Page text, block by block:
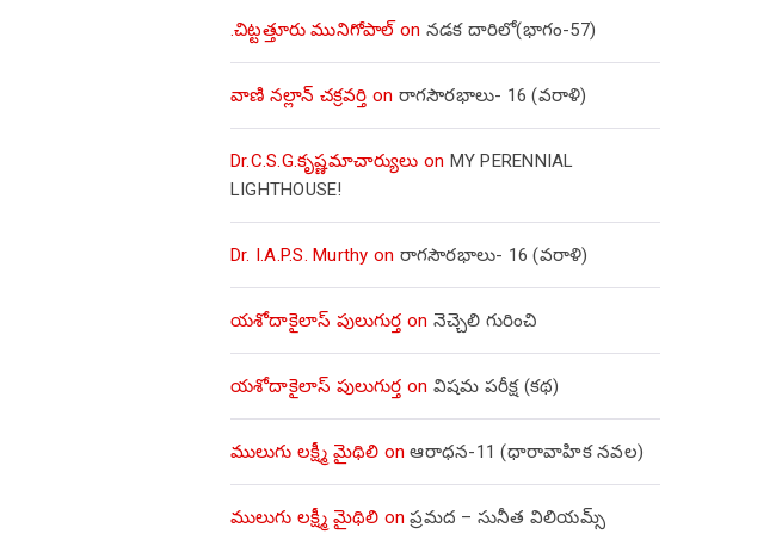
.చిట్టత్తూరు మునిగోపాల్on నడక దారిలో(భాగం-57)
వాణి నల్లాన్ చక్రవర్తి on రాగసౌరభాలు- 16 (వరాళి)
Dr.C.S.G.కృష్ణమాచార్యులు on MY PERENNIAL
LIGHTHOUSE!
Dr. I.A.P.S. Murthy on రాగసౌరభాలు- 16 (వరాళి)
యశోదాకైలాస్ పులుగుర్త on నెచ్చెలి గురించి
యశోదాకైలాస్ పులుగుర్త on విషమ పరీక్ష (క‌థ‌)
ములుగు లక్ష్మీ మైథిలి onఆరాధన-11 (ధారావాహిక నవల)
ములుగు లక్ష్మీ మైథిలి onప్రమద – సునీత విలియమ్స్